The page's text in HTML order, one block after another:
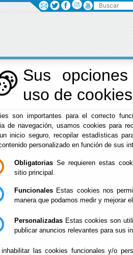
Sus
uso de
son importantes para el correcto
de navegación, usamos cookies para
inicio seguro, recopilar estadísticas
personalizado en función de sus
Obligatorias Se requieren estas
sitio principal.
Funcionales Estas cookies nos
manera que podamos medir y mejorar
Personalizadas Estas cookies son
publicar anuncios relevantes para sus
las cookies funcionales y/o
al intentar acceder al
Buscar